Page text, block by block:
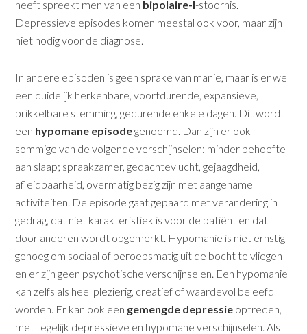
heeft spreekt men van een bipolaire-I-stoornis.
Depressieve episodes komen meestal ook voor, maar zijn
niet nodig voor de diagnose.
In andere episoden is geen sprake van manie, maar is er wel
een duidelijk herkenbare, voortdurende, expansieve,
prikkelbare stemming, gedurende enkele dagen. Dit wordt
een hypomane episodegenoemd. Dan zijn er ook
sommige van de volgende verschijnselen: minder behoefte
aan slaap; spraakzamer, gedachtevlucht, gejaagdheid,
afleidbaarheid, overmatig bezig zijn met aangename
activiteiten. De episode gaat gepaard met verandering in
gedrag, dat niet karakteristiek is voor de patiënt en dat
door anderen wordt opgemerkt. Hypomanie is niet ernstig
genoeg om sociaal of beroepsmatig uit de bocht te vliegen
en er zijn geen psychotische verschijnselen. Een hypomanie
kan zelfs als heel plezierig, creatief of waardevol beleefd
worden. Er kan ook een gemengde depressie optreden,
met tegelijk depressieve en hypomane verschijnselen. Als